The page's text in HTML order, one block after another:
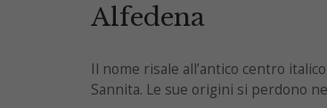
Alfedena
Il nome risale all’antico centro
Sannita. Le sue origini si perdono